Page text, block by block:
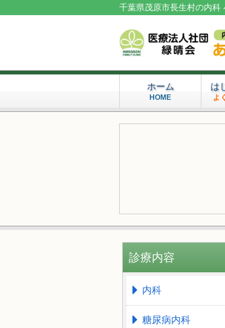
千葉県茂原市長生村の内科
ホーム
HOME
は
よ
診療内容
内科
糖尿病内科